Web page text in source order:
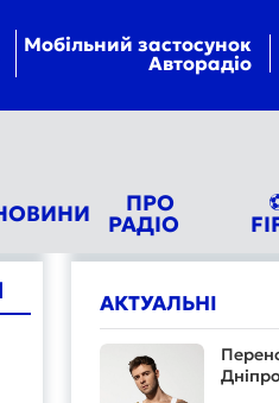
Мобільний застосунок
Авторадіо
ПРО
РАДІО
АКТУАЛЬНІ
Дніпро